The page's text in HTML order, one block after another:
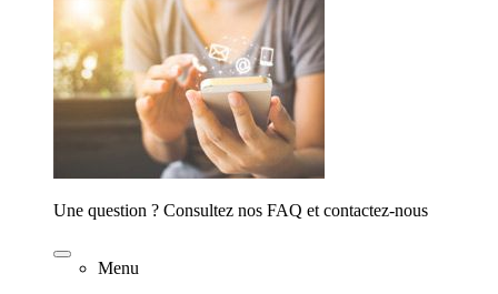
Une question ? Consultez nos FAQ et contactez-nous
Menu